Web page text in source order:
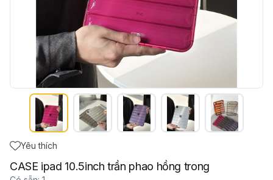
Yêu thích
CASE ipad 10.5inch trần phao hồng trong